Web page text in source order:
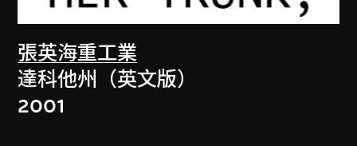
張英海重工業
達科他州（英文版）
2001